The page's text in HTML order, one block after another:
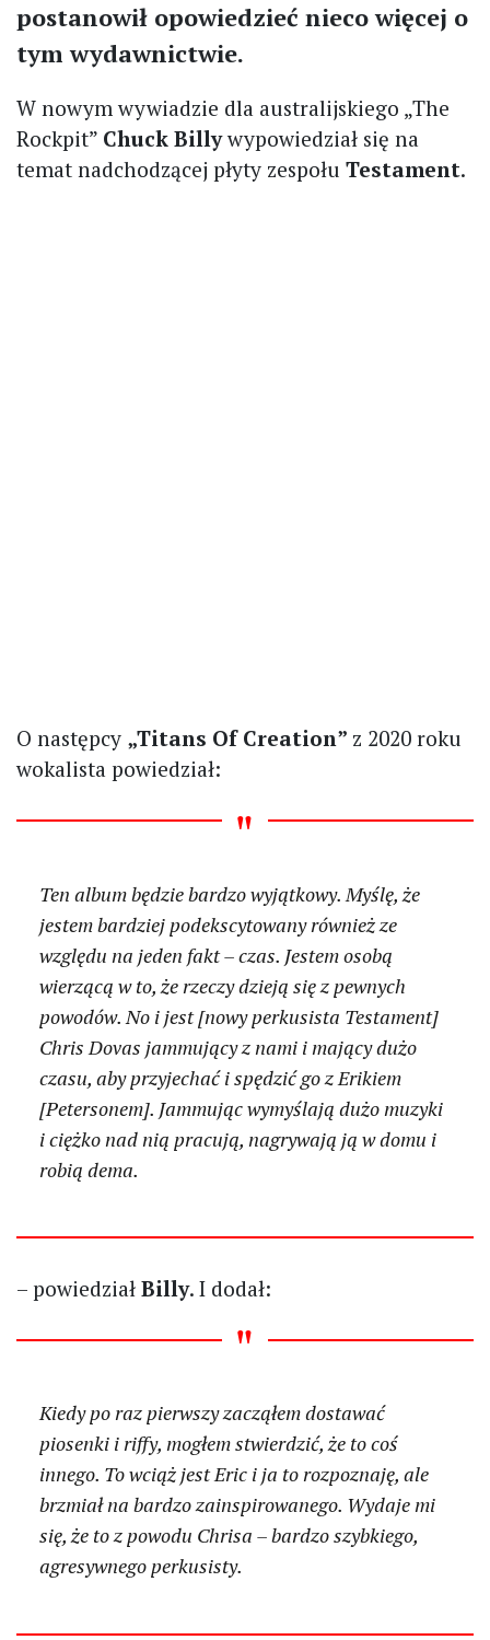
postanowił opowiedzieć nieco więcej o
tym wydawnictwie.
W nowym wywiadzie dla australijskiego „The
Rockpit” Chuck Billywypowiedział się na
temat nadchodzącej płyty zespołu Testament.
O następcy „Titans Of Creation” z 2020 roku
wokalista powiedział:
Ten album będzie bardzo wyjątkowy. Myślę, że
jestem bardziej podekscytowany również ze
względu na jeden fakt – czas. Jestem osobą
wierzącą w to, że rzeczy dzieją się z pewnych
powodów. No i jest [nowy perkusista Testament]
Chris Dovas jammujący z nami i mający dużo
czasu, aby przyjechać i spędzić go z Erikiem
[Petersonem]. Jammując wymyślają dużo muzyki
i ciężko nad nią pracują, nagrywają ją w domu i
robią dema.
– powiedział Billy. I dodał:
Kiedy po raz pierwszy zacząłem dostawać
piosenki i riffy, mogłem stwierdzić, że to coś
innego. To wciąż jest Eric i ja to rozpoznaję, ale
brzmiał na bardzo zainspirowanego. Wydaje mi
się, że to z powodu Chrisa – bardzo szybkiego,
agresywnego perkusisty.